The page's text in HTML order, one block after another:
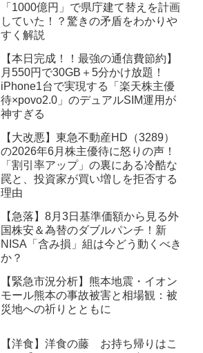
「1000億円」で県庁建て替えを計画
していた！？驚きの矛盾をわかりや
すく解説
【本日完成！！最強の通信費節約】
月550円で30GB＋5分かけ放題！
iPhone1台で実現する「楽天株主優
待×povo2.0」のデュアルSIM運用が
神すぎる
【大改悪】東急不動産HD（3289）
の2026年6月株主優待に怒りの声！
「割引率アップ」の裏にある冷酷な
罠と、投資家が買い増しを拒否する
理由
【急落】8月3日基準価額から見る外
国株安＆為替のダブルパンチ！新
NISA「含み損」組は今どう動くべき
か？
【緊急市況分析】熊本地震・イオン
モール熊本の事故被害と相場観：被
災地への祈りとともに
【洋食】洋食の藤 お持ち帰りはこ